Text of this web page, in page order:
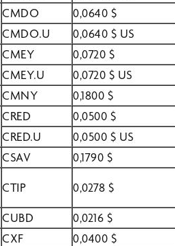
CMDO
0,0640 $
CMDO.U
0,0640 $ US
CMEY
0,0720 $
CMEY.U
0,0720 $ US
CMNY
0,1800 $
CRED
0,0500 $
CRED.U
0,0500 $ US
CSAV
0,1790 $
CTIP 0,0278 $
CUBD
0,0216 $
CXF
0,0400 $